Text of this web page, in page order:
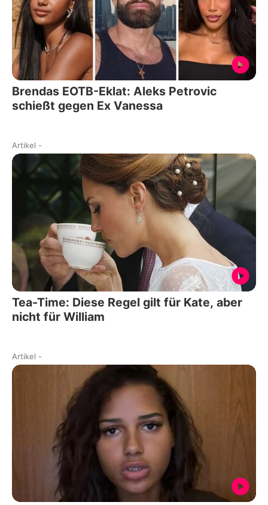
Brendas EOTB-Eklat: Aleks Petrovic
schießt gegen Ex Vanessa
Artikel -
Tea-Time: Diese Regel gilt für Kate, aber
nicht für William
Artikel -